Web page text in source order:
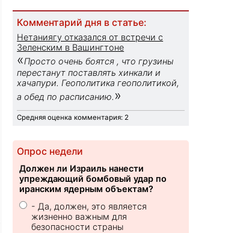
Комментарий дня в статье:
Нетаниягу отказался от встречи с
Зеленским в Вашингтоне
«Просто очень боятся , что грузины
перестанут поставлять хинкали и
хачапури. Геополитика геополитикой,
а обед по расписанию. »
Средняя оценка комментария: 2
Опрос недели
Должен ли Израиль нанести
упреждающий бомбовый удар по
иранским ядерным объектам?
- Да, должен, это является
жизненно важным для
безопасности страны